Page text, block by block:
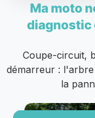
Ma moto
diagnostic
Coupe-circuit,
démarreur :
la